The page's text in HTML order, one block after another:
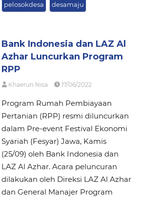
pelosokdesa desamaju
Bank Indonesia dan LAZ Al
Azhar Luncurkan Program
RPP
Khaerun Nisa 17/06/2022
Program Rumah Pembiayaan
Pertanian (RPP) resmi diluncurkan
dalam Pre-event Festival Ekonomi
Syariah (Fesyar) Jawa, Kamis
(25/09) oleh Bank Indonesia dan
LAZ Al Azhar. Acara peluncuran
dilakukan oleh Direksi LAZ Al Azhar
dan General Manajer Program